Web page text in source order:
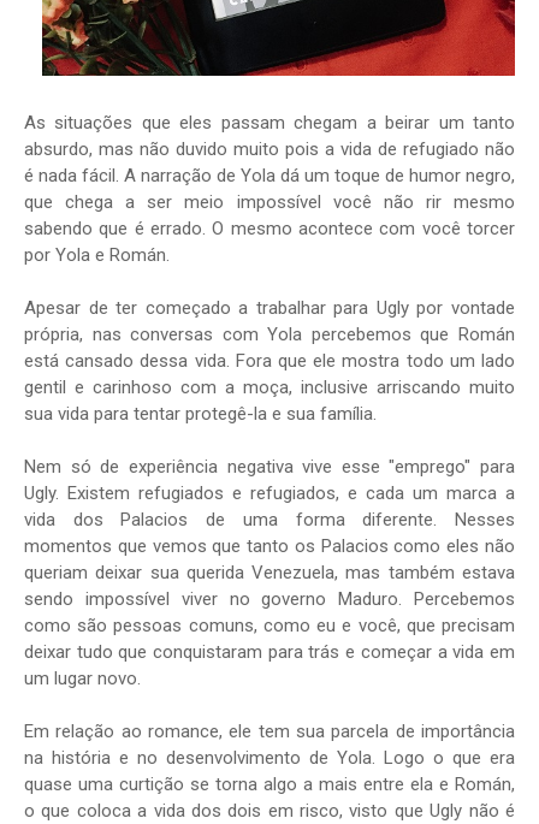
As situações que eles passam chegam a beirar um tanto
absurdo, mas não duvido muito pois a vida de refugiado não
é nada fácil. A narração de Yola dá um toque de humor negro,
que chega a ser meio impossível você não rir mesmo
sabendo que é errado. O mesmo acontece com você torcer
por Yola e Román.
Apesar de ter começado a trabalhar para Ugly por vontade
própria, nas conversas com Yola percebemos que Román
está cansado dessa vida. Fora que ele mostra todo um lado
gentil e carinhoso com a moça, inclusive arriscando muito
sua vida para tentar protegê-la e sua família.
Nem só de experiência negativa vive esse "emprego" para
Ugly. Existem refugiados e refugiados, e cada um marca a
vida dos Palacios de uma forma diferente. Nesses
momentos que vemos que tanto os Palacios como eles não
queriam deixar sua querida Venezuela, mas também estava
sendo impossível viver no governo Maduro. Percebemos
como são pessoas comuns, como eu e você, que precisam
deixar tudo que conquistaram para trás e começar a vida em
um lugar novo.
Em relação ao romance, ele tem sua parcela de importância
na história e no desenvolvimento de Yola. Logo o que era
quase uma curtição se torna algo a mais entre ela e Román,
o que coloca a vida dos dois em risco, visto que Ugly não é